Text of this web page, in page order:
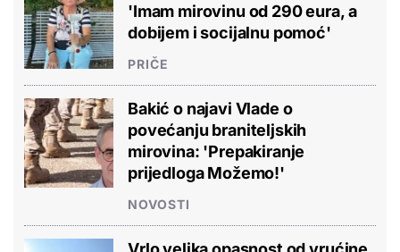
'Imam mirovinu od 290 eura, a
dobijem i socijalnu pomoć'
PRIČE
Bakić o najavi Vlade o
povećanju braniteljskih
mirovina: 'Prepakiranje
prijedloga Možemo!'
NOVOSTI